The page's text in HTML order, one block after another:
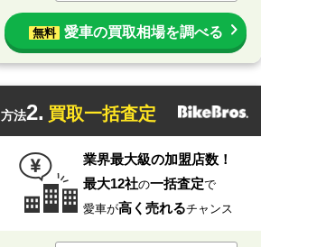
無料 愛車の買取相場を調べる
方法2. 買取一括査定
業界最大級の加盟店数！
最大12社の一括査定で
愛車が高く売れるチャンス